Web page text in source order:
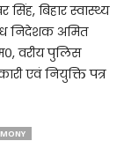
बिहार स्वास्थ्य
निदेशक अमित
वरीय पुलिस
एवं नियुक्ति पत्र